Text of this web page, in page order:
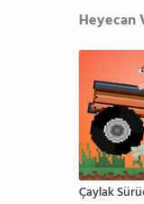
Heyecan
Çaylak